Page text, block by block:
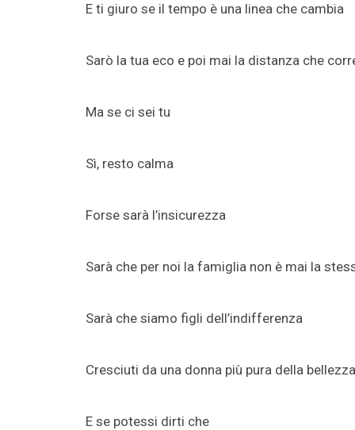
E ti giuro se il tempo è una linea che cambia
Sarò la tua eco e poi mai la distanza che
Ma se ci sei tu
Sì, resto calma
Forse sarà l’insicurezza
Sarà che per noi la famiglia non è mai la
Sarà che siamo figli dell’indifferenza
Cresciuti da una donna più pura della bellezza
E se potessi dirti che